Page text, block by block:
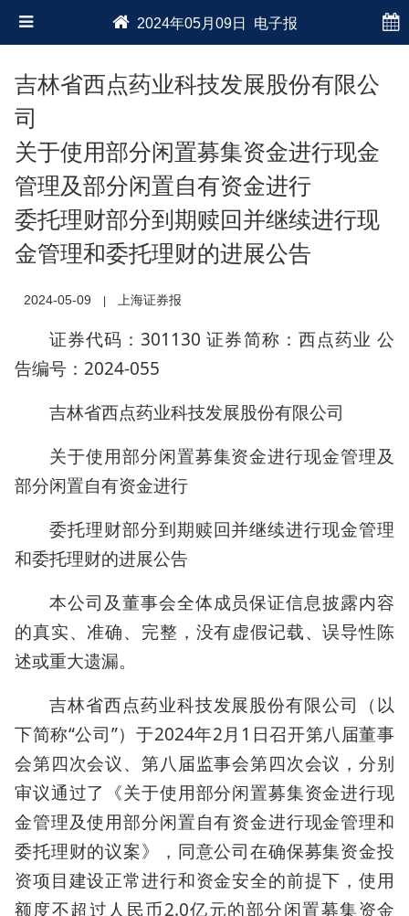
2024年05月09日 电子报
吉林省西点药业科技发展股份有限公
司
关于使用部分闲置募集资金进行现金
管理及部分闲置自有资金进行
委托理财部分到期赎回并继续进行现
金管理和委托理财的进展公告
2024-05-09 上海证券报
证券代码：301130 证券简称：西点药业 公
告编号：2024-055
吉林省西点药业科技发展股份有限公司
关于使用部分闲置募集资金进行现金管理及
部分闲置自有资金进行
委托理财部分到期赎回并继续进行现金管理
和委托理财的进展公告
本公司及董事会全体成员保证信息披露内容
的真实、准确、完整，没有虚假记载、误导性陈
述或重大遗漏。
吉林省西点药业科技发展股份有限公司（以
下简称“公司”）于2024年2月1日召开第八届董事
会第四次会议、第八届监事会第四次会议，分别
审议通过了《关于使用部分闲置募集资金进行现
金管理及使用部分闲置自有资金进行现金管理和
委托理财的议案》，同意公司在确保募集资金投
资项目建设正常进行和资金安全的前提下，使用
额度不超过人民币2.0亿元的部分闲置募集资金